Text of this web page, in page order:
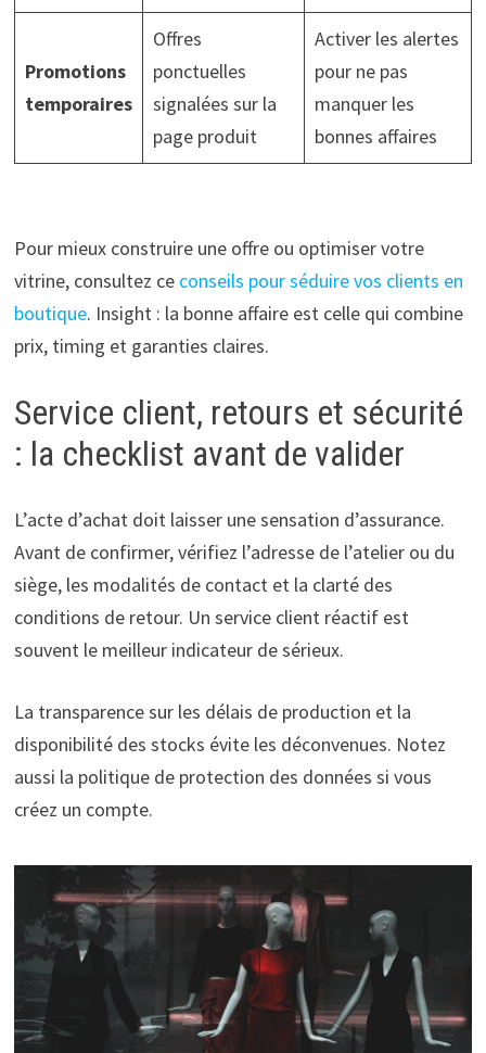
Promotions
temporaires
Offres
ponctuelles
signalées sur la
page produit
Activer les alertes
pour ne pas
manquer les
bonnes affaires
Pour mieux construire une offre ou optimiser votre
vitrine, consultez ce conseils pour séduire vos clients en
boutique. Insight : la bonne affaire est celle qui combine
prix, timing et garanties claires.
Service client, retours et sécurité
: la checklist avant de valider
L’acte d’achat doit laisser une sensation d’assurance.
Avant de confirmer, vérifiez l’adresse de l’atelier ou du
siège, les modalités de contact et la clarté des
conditions de retour. Un service client réactif est
souvent le meilleur indicateur de sérieux.
La transparence sur les délais de production et la
disponibilité des stocks évite les déconvenues. Notez
aussi la politique de protection des données si vous
créez un compte.